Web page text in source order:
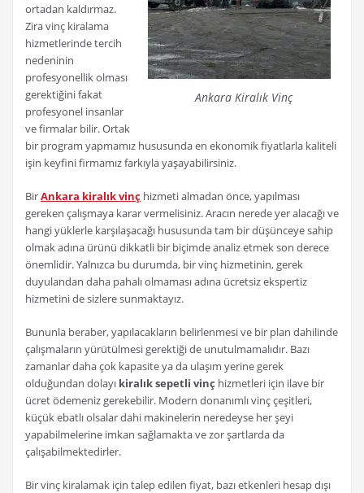
Ankara Kiralık Vinç
ortadan kaldırmaz.
Zira vinç kiralama
hizmetlerinde tercih
nedeninin
profesyonellik olması
gerektiğini fakat
profesyonel insanlar
ve firmalar bilir. Ortak
bir program yapmamız hususunda en ekonomik fiyatlarla kaliteli
işin keyfini firmamız farkıyla yaşayabilirsiniz.
BirAnkara kiralık vinç hizmeti almadan önce, yapılması
gereken çalışmaya karar vermelisiniz. Aracın nerede yer alacağı ve
hangi yüklerle karşılaşacağı hususunda tam bir düşünceye sahip
olmak adına ürünü dikkatli bir biçimde analiz etmek son derece
önemlidir. Yalnızca bu durumda, bir vinç hizmetinin, gerek
duyulandan daha pahalı olmaması adına ücretsiz ekspertiz
hizmetini de sizlere sunmaktayız.
Bununla beraber, yapılacakların belirlenmesi ve bir plan dahilinde
çalışmaların yürütülmesi gerektiği de unutulmamalıdır. Bazı
zamanlar daha çok kapasite ya da ulaşım yerine gerek
olduğundan dolayı kiralık sepetli vinç hizmetleri için ilave bir
ücret ödemeniz gerekebilir. Modern donanımlı vinç çeşitleri,
küçük ebatlı olsalar dahi makinelerin neredeyse her şeyi
yapabilmelerine imkan sağlamakta ve zor şartlarda da
çalışabilmektedirler.
Bir vinç kiralamak için talep edilen fiyat, bazı etkenleri hesap dışı